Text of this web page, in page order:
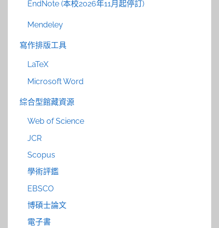
EndNote (本校2026年11月起停訂)
Mendeley
寫作排版工具
LaTeX
Microsoft Word
綜合型館藏資源
Web of Science
JCR
Scopus
學術評鑑
EBSCO
博碩士論文
電子書